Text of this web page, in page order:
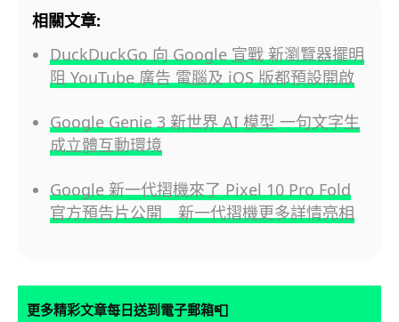
相關文章:
DuckDuckGo 向 Google 宣戰 新瀏覽器擺明
阻 YouTube 廣告 電腦及 iOS 版都預設開啟
Google Genie 3 新世界 AI 模型 一句文字生
成立體互動環境
Google 新一代摺機來了 Pixel 10 Pro Fold
官方預告片公開 新一代摺機更多詳情亮相
更多精彩文章每日送到電子郵箱📮